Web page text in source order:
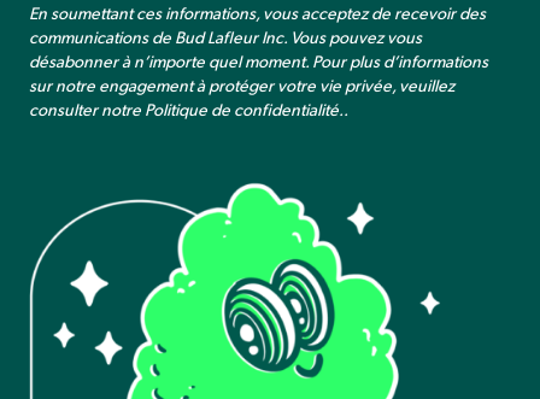
En soumettant ces informations, vous acceptez de recevoir des
communications de Bud Lafleur Inc. Vous pouvez vous
désabonner à n’importe quel moment. Pour plus d’informations
sur notre engagement à protéger votre vie privée, veuillez
consulter notre Politique de confidentialité..